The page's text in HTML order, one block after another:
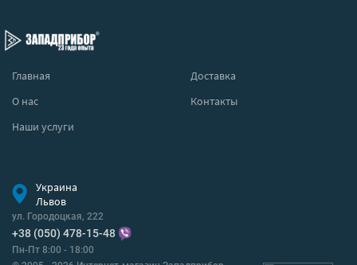
Главная
Доставка
О нас
Контакты
Наши услуги
Украина
Львов
ул. Городоцкая, 222
+38 (050) 478-15-48
Пн-Пт 8:00 - 18:00